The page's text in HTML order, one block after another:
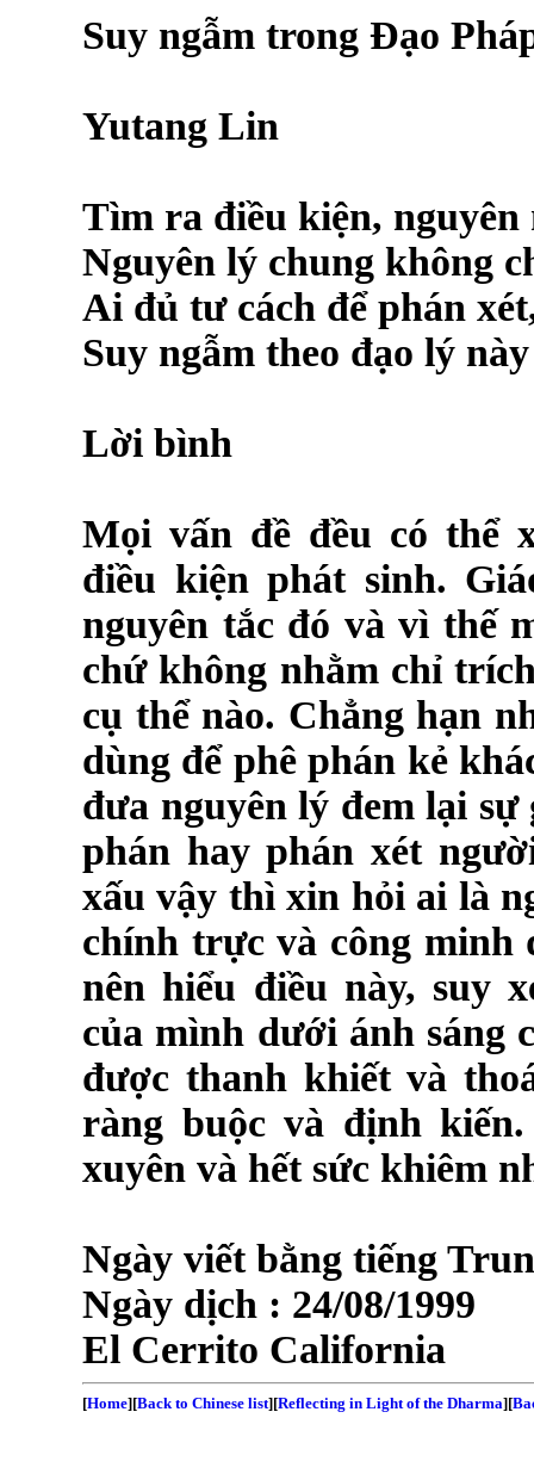
Suy ngẫm trong Đạo
Yutang Lin
Tìm ra điều kiện, nguyên
Nguyên lý chung không
Ai đủ tư cách để phán
Suy ngẫm theo đạo lý
Lời bình
Mọi vấn đề đều có thể
điều kiện phát sinh.
nguyên tắc đó và vì thế
chứ không nhằm chỉ
cụ thể nào. Chẳng hạn
dùng để phê phán kẻ
đưa nguyên lý đem lại
phán hay phán xét
xấu vậy thì xin hỏi ai là
chính trực và công minh
nên hiểu điều này, suy
của mình dưới ánh sáng
được thanh khiết và
ràng buộc và định
xuyên và hết sức khiêm
Ngày viết bằng tiếng
Ngày dịch : 24/08/1999
El Cerrito California
[Home][Back to Chinese list][Reflecting in Light of the Dharma][